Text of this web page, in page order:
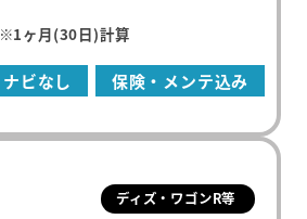
※1ヶ月(30日)計算
ナビなし 保険・メンテ込み
ディズ・ワゴンR等